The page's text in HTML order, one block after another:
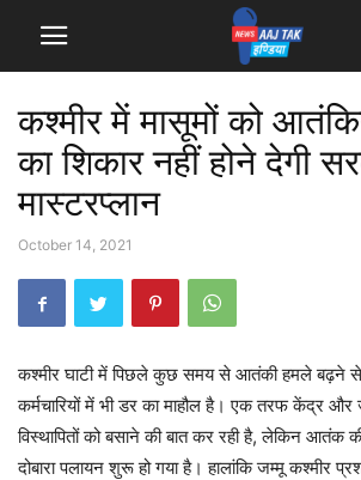
कश्मीर में मासूमों को
का शिकार नहीं होने देगी
मास्टरप्लान
October 14, 2021
कश्मीर घाटी में पिछले कुछ समय से आतंकी हमले बढ़ने से
कर्मचारियों में भी डर का माहौल है। एक तरफ केंद्र
विस्थापितों को बसाने की बात कर रही है, लेकिन
दोबारा पलायन शुरू हो गया है। हालांकि जम्मू कश्मीर